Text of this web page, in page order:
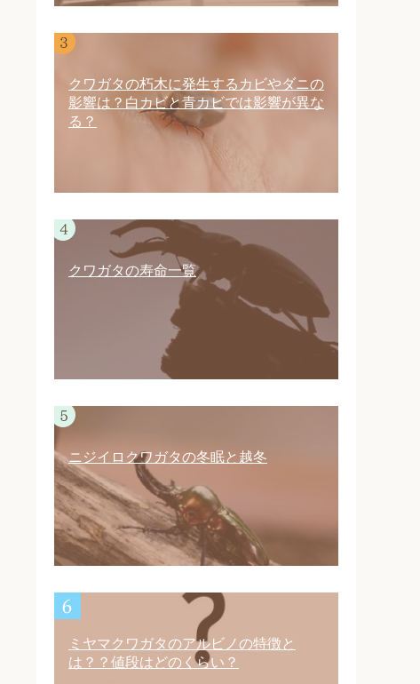
クワガタの朽木に発生するカビやダニの
影響は？白カビと青カビでは影響が異な
る？
クワガタの寿命一覧
ニジイロクワガタの冬眠と越冬
ミヤマクワガタのアルビノの特徴と
は？？値段はどのくらい？